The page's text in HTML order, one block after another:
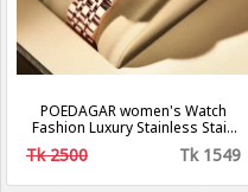
POEDAGAR women's Watch
Fashion Luxury Stainless Stain
Business Quartz Watches
Luminous Week Date women's
Tk 2500 Tk 1549